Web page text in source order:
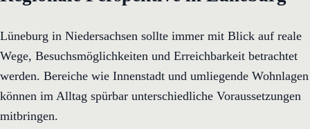
Lüneburg in Niedersachsen sollte immer mit Blick auf reale
Wege, Besuchsmöglichkeiten und Erreichbarkeit betrachtet
werden. Bereiche wie Innenstadt und umliegende Wohnlagen
können im Alltag spürbar unterschiedliche Voraussetzungen
mitbringen.